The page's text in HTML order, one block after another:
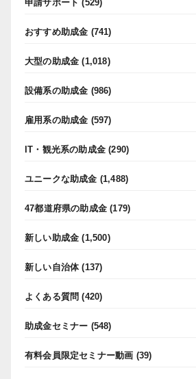
申請サポート (529)
おすすめ助成金 (741)
大型の助成金 (1,018)
設備系の助成金 (986)
雇用系の助成金 (597)
IT・観光系の助成金 (290)
ユニークな助成金 (1,488)
47都道府県の助成金 (179)
新しい助成金 (1,500)
新しい自治体(137)
よくある質問 (420)
助成金セミナー (548)
有料会員限定セミナー動画 (39)